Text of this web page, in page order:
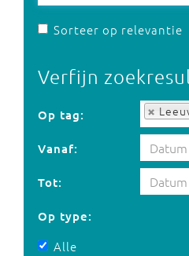
Sorteer op relevantie
Verfijn
Op tag: Op tag:
Vanaf:
Tot:
Op type:
Alle